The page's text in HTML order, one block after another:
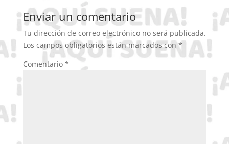
Enviar un comentario
Tu dirección de correo electrónico no será publicada.
Los campos obligatorios están marcados con*
Comentario *